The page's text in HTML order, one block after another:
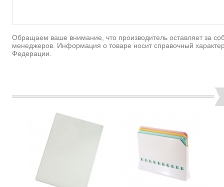
Обращаем ваше внимание, что производитель оставляет за
менеджеров. Информация о товаре носит справочный
Федерации.